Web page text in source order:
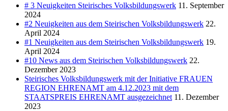
# 3 Neuigkeiten Steirisches Volksbildungswerk 11. September
2024
#2 Neuigkeiten aus dem Steirischen Volksbildungswerk 22.
April 2024
#1 Neuigkeiten aus dem Steirischen Volksbildungswerk 19.
April 2024
#10 News aus dem Steirischen Volksbildungswerk 22.
Dezember 2023
Steirisches Volksbildungswerk mit der Initiative FRAUEN
REGION EHRENAMT am 4.12.2023 mit dem
STAATSPREIS EHRENAMT ausgezeichnet 11. Dezember
2023